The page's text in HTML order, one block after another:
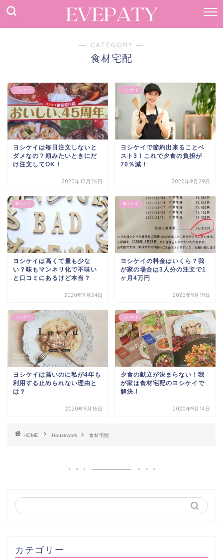
― CATEGORY ―
食材宅配
ヨシケイ
ヨシケイは毎日注文しないと
ダメなの？頼みたいときにだ
け注文してOK！
2020年10月26日
ヨシケイ
ヨシケイで節約出来ることベ
スト3！これで夕食の負担が
70％減！
2020年9月29日
ヨシケイ
ヨシケイは高くて量も少な
い？味もマンネリ化で不味い
と口コミにあるけど本当？
2020年9月24日
ヨシケイ
ヨシケイの料金はいくら？我
が家の場合は3人分の注文で1
ヶ月4万円
2020年9月19日
ヨシケイ
ヨシケイは高いのに私が4年も
利用する止められない理由と
は？
2020年9月16日
ヨシケイ
夕食の献立が決まらない！我
が家は食材宅配のヨシケイで
解決！
2020年9月14日
HOME Housework 食材宅配
カテゴリー